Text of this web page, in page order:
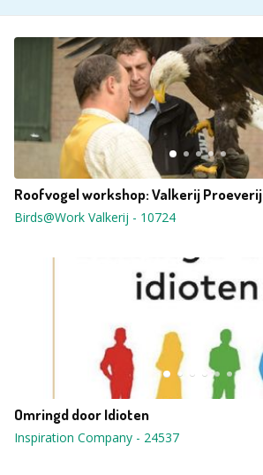
Roofvogel workshop: Valkerij Proeverij
Birds@Work Valkerij - 10724
Omringd door Idioten
Inspiration Company - 24537